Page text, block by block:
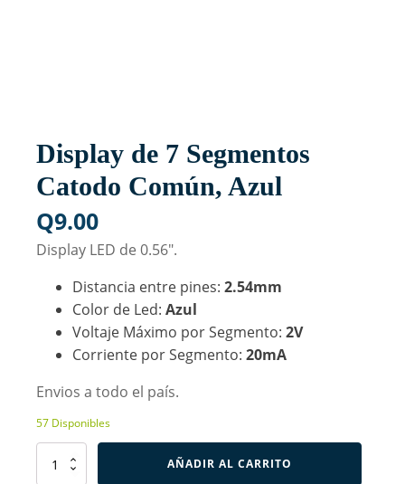
Display de 7 Segmentos
Catodo Común, Azul
Q9.00
Display LED de 0.56".
Distancia entre pines: 2.54mm
Color de Led: Azul
Voltaje Máximo por Segmento: 2V
Corriente por Segmento: 20mA
Envios a todo el país.
57 Disponibles
Display
AÑADIR AL CARRITO